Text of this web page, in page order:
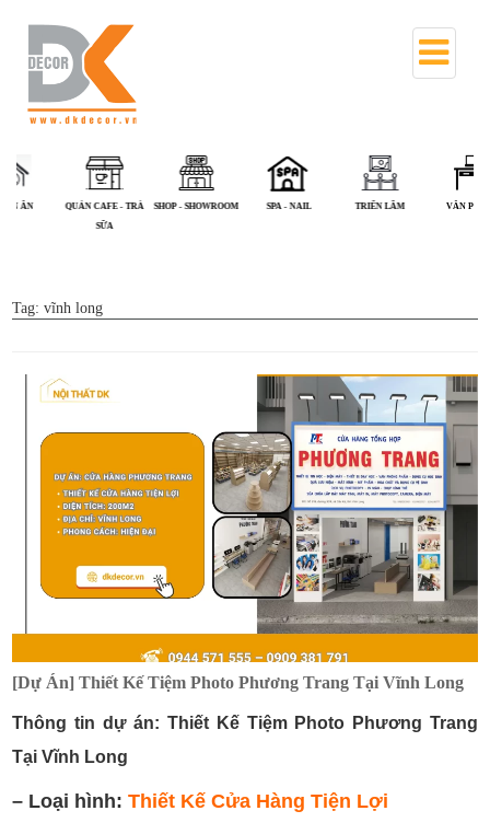
QUÁN CAFE - TRÀ
SHOP - SHOWROOM SPA - NAIL TRIỂN LÃM VĂN PHÒNG
Tag:vĩnh long
[Dự Án] Thiết Kế Tiệm Photo Phương Trang Tại Vĩnh Long
Thông tin dự án: Thiết Kế Tiệm Photo Phương Trang
Tại Vĩnh Long
– Loại hình: Thiết Kế Cửa Hàng Tiện Lợi